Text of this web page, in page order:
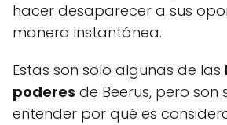
hacer desaparecer a sus
manera instantánea.
Estas son solo algunas de las
poderes de Beerus, pero son
entender por qué es